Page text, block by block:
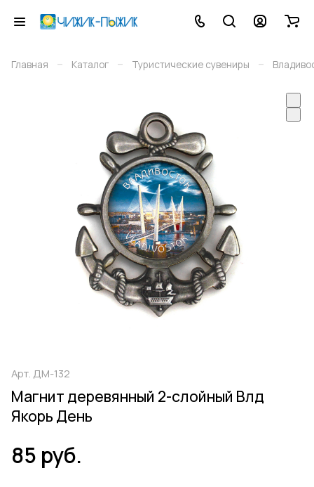
Главная – Каталог – Туристические сувениры –
Арт. ДМ-132
Магнит деревянный 2-слойный Влд
Якорь День
85 руб.